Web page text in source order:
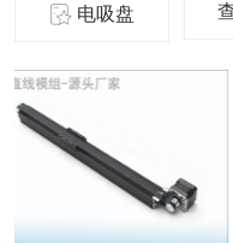
电吸盘